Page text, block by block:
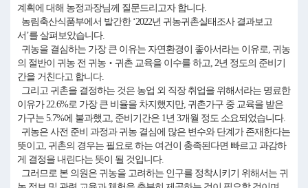
계획에 대해 농정과장님께 질문드리고자 합니다.
농림축산식품부에서 발간한 ‘2022년 귀농귀촌실태조사 결과보고
서’를 살펴보았습니다.
귀농을 결심하는 가장 큰 이유는 자연환경이 좋아서라는 이유로, 귀농
의 절반이 귀농 전 귀농‧귀촌 교육을 이수를 하고, 2년 정도의 준비기
간을 거친다고 합니다.
그리고 귀촌을 결정하는 것은 농업 외 직장 취업을 위해서라는 명료한
이유가 22.6%로 가장 큰 비율을 차지했지만, 귀촌가구 중 교육을 받은
가구는 5.7%에 불과했고, 준비기간은 1년 3개월 정도 소요되었습니다.
귀농은 사전 준비 과정과 귀농 결심에 많은 변수와 단계가 존재한다는
뜻이고, 귀촌의 경우는 필요로 하는 여건이 충족된다면 빠르고 과감하
게 결정을 내린다는 뜻이 될 것입니다.
그러므로 본 의원은 귀농을 고려하는 인구를 정착시키기 위해서는 귀